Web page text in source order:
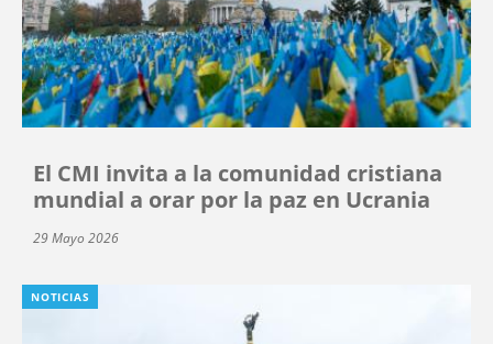
El CMI invita a la comunidad cristiana
mundial a orar por la paz en Ucrania
29 Mayo 2026
NOTICIAS